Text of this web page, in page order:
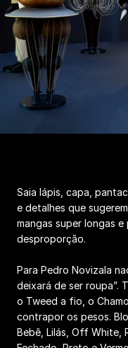
Saia lápis, capa,
e detalhes que
mangas super longas
desproporção.
Para Pedro Novizala
deixará de ser roupa”.
o Tweed a fio, o
contrapor os pesos.
Bebê, Lilás, Off White,